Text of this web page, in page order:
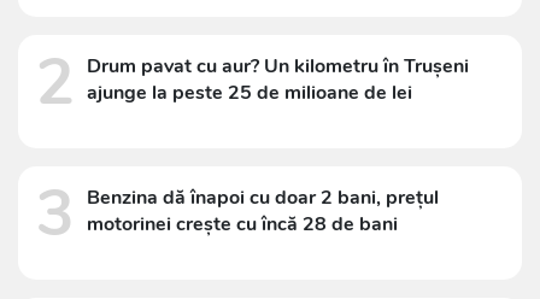
2
Drum pavat cu aur? Un kilometru în Trușeni
ajunge la peste 25 de milioane de lei
3
Benzina dă înapoi cu doar 2 bani, prețul
motorinei crește cu încă 28 de bani